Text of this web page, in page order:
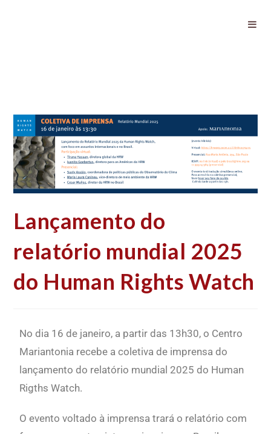
Lançamento do
relatório mundial 2025
do Human Rights Watch
No dia 16 de janeiro, a partir das 13h30, o Centro
Mariantonia recebe a coletiva de imprensa do
lançamento do relatório mundial 2025 do Human
Rigths Watch.
O evento voltado à imprensa trará o relatório com